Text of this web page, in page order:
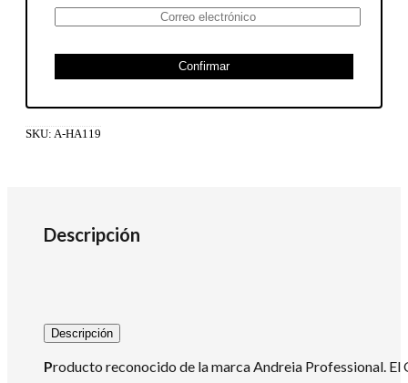
Confirmar
SKU: A-HA119
Descripción
Descripción
Producto reconocido de la marca Andreia Professional.